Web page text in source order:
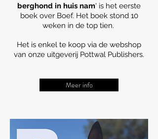
berghond in huis nam' is het eerste
boek over Boef. Het boek stond 10
weken in de top tien.
Het is enkel te koop via de webshop
van onze uitgeverij Pottwal Publishers.
Meer info